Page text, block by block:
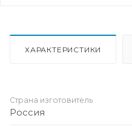
ХАРАКТЕРИСТИКИ
Страна изготовитель
Россия